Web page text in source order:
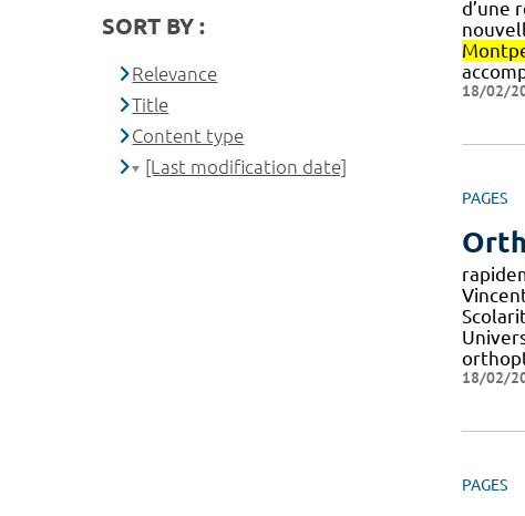
d’une
18/02/
PAGES
18/02/
PAGES
SORT BY :
Relevance
Title
Content type
[Last modification date]